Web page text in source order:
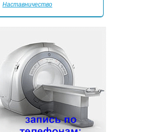
Наставничество